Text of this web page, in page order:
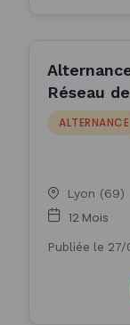
Réseau
ALTERNANCE
Lyon (69)
12 Mois
Publiée le